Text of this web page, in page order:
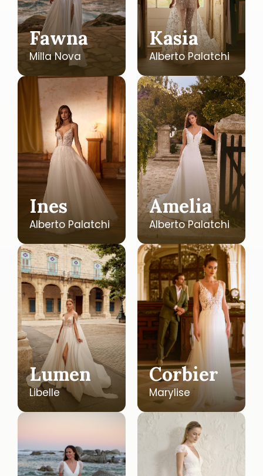
Fawna
Milla Nova
Kasia
Alberto Palatchi
Ines
Alberto Palatchi
Amelia
Alberto Palatchi
Lumen
Libelle
Corbier
Marylise